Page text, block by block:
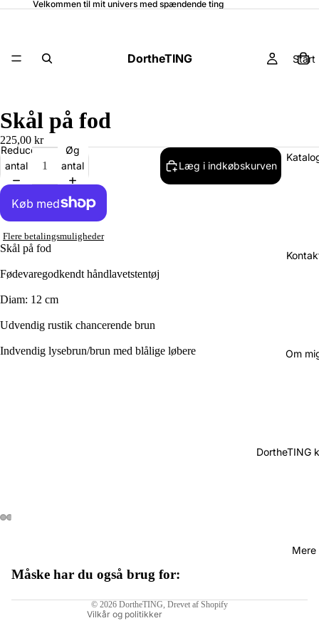
Velkommen til mit univers med spændende ting
DortheTING Start
Om
DortheTING
Mere
Skål på fod
225,00 kr
Reducer
antal
Øg
antal
Læg i indkøbskurven
Flere betalingsmuligheder
Skål på fod
Fødevaregodkendt håndlavetstentøj
Diam: 12 cm
Udvendig rustik chancerende brun
Indvendig lysebrun/brun med blålige løbere
Måske har du også brug for:
© 2026 DortheTING, Drevet af Shopify
Vilkår og politikker